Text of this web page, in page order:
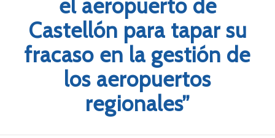
el aeropuerto de
Castellón para tapar su
fracaso en la gestión de
los aeropuertos
regionales”